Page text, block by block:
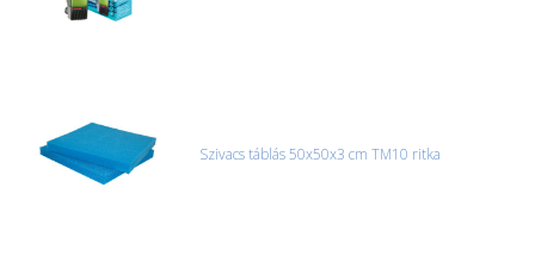
Szivacs táblás 50x50x3 cm TM10 ritka